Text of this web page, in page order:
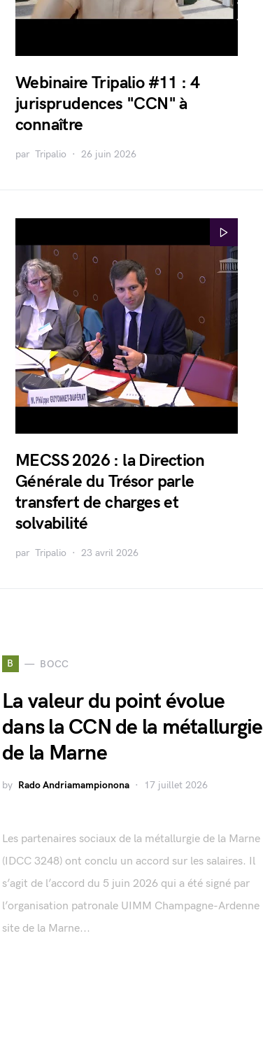
Webinaire Tripalio #11 : 4
jurisprudences "CCN" à
connaître
par Tripalio 26 juin 2026
MECSS 2026 : la Direction
Générale du Trésor parle
transfert de charges et
solvabilité
par Tripalio 23 avril 2026
B BOCC
La valeur du point évolue
dans la CCN de la métallurgie
de la Marne
by Rado Andriamampionona 17 juillet 2026
Les partenaires sociaux de la métallurgie de la Marne
(IDCC 3248) ont conclu un accord sur les salaires. Il
s’agit de l’accord du 5 juin 2026 qui a été signé par
l’organisation patronale UIMM Champagne-Ardenne
site de la Marne...